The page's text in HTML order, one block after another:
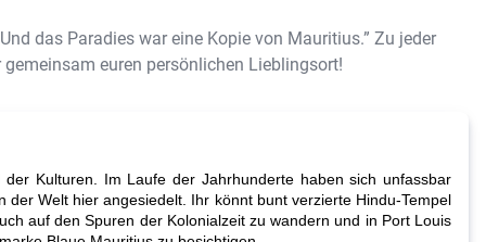
das Paradies war eine Kopie von Mauritius.” Zu jeder
euren persönlichen Lieblingsort!
der Kulturen. Im Laufe der Jahrhunderte haben sich unfassbar
der Welt hier angesiedelt. Ihr könnt bunt verzierte Hindu-Tempel
auf den Spuren der Kolonialzeit zu wandern und in Port Louis